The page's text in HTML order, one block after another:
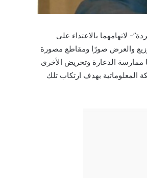
لاتهامهما بالاعتداء على
والعرض صورًا ومقاطع مصورة
ممارسة الدعارة وتحريض الأخرى
المعلوماتية بهدف ارتكاب تلك